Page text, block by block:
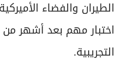
في إعادة تصميم
المقرر إطلاقه أمس